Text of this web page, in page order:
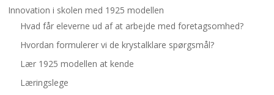
Innovation i skolen med 1925 modellen
Hvad får eleverne ud af at arbejde med foretagsomhed?
Hvordan formulerer vi de krystalklare spørgsmål?
Lær 1925 modellen at kende
Læringslege